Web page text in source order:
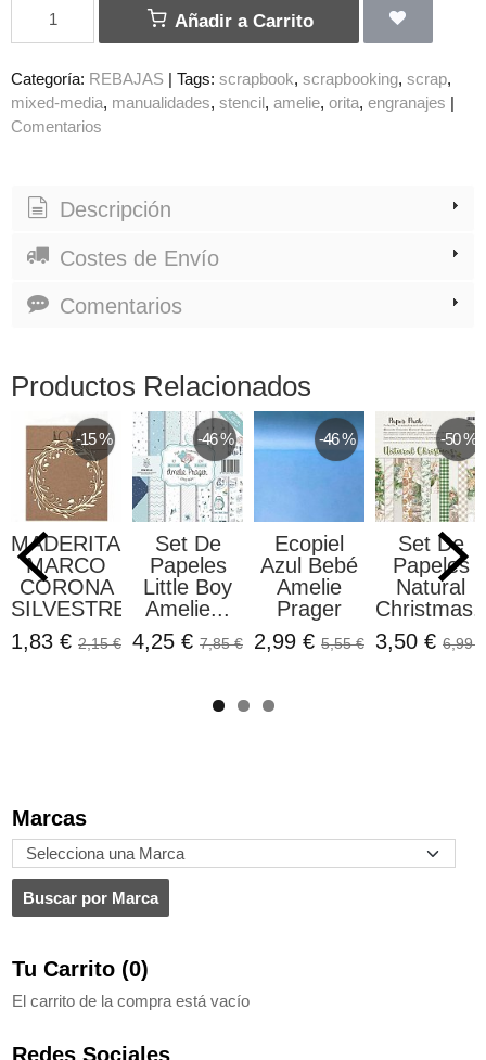
Marcas
Tu Carrito (0)
El carrito de la compra está vacío
Redes Sociales
Añadir a Carrito
Categoría: REBAJAS | Tags: scrapbook scrapbooking scrap
mixed-media manualidades stencil amelie orita engranajes |
Comentarios
Descripción
Costes de Envío
Comentarios
Productos Relacionados
-15 %
MADERITAS
MARCO
CORONA
SILVESTRE...
1,83 € 2,15 €
-46 %
Set De
Papeles
Little Boy
Amelie...
4,25 € 7,85 €
-46 %
Ecopiel
Azul Bebé
Amelie
Prager
2,99 € 5,55 €
-50 %
Set De
Papeles
Natural
3,50 € 6,99 €